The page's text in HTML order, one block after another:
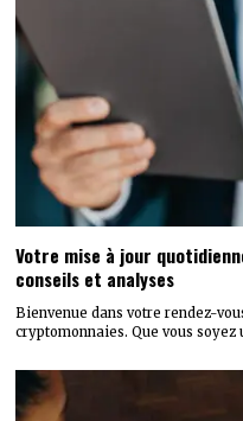
Votre mise à jour
conseils et analyses
Bienvenue dans votre rendez-
cryptomonnaies. Que vous